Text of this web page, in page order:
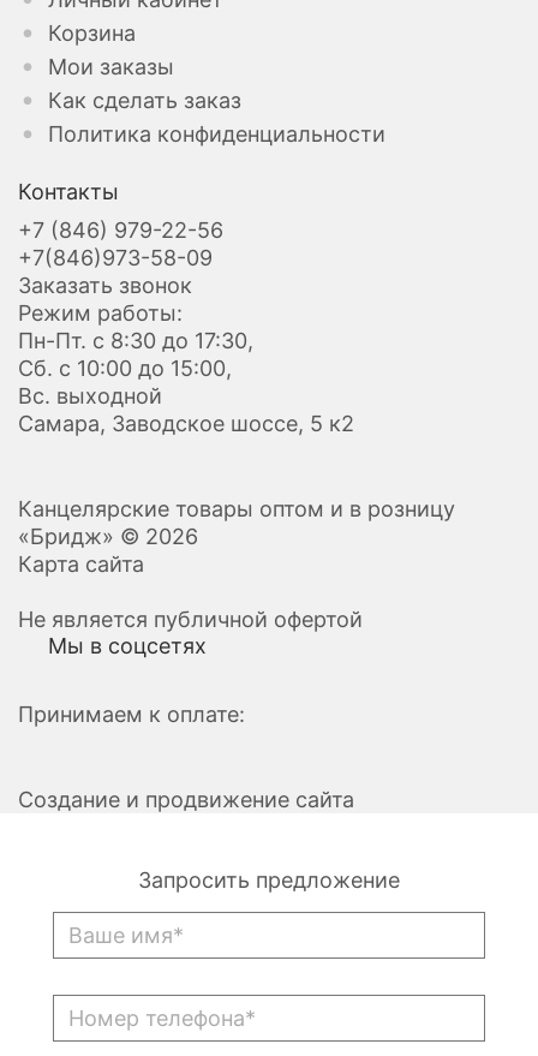
Корзина
Мои заказы
Как сделать заказ
Политика конфиденциальности
Контакты
+7 (846) 979-22-56
+7(846)973-58-09
Заказать звонок
Режим работы:
Пн-Пт. с 8:30 до 17:30,
Сб. с 10:00 до 15:00,
Вс. выходной
Самара, Заводское шоссе, 5 к2
Канцелярские товары оптом и в розницу
«Бридж» © 2026
Карта сайта
Не является публичной офертой
Мы в соцсетях
Принимаем к оплате:
Создание и продвижение сайта
Запросить предложение